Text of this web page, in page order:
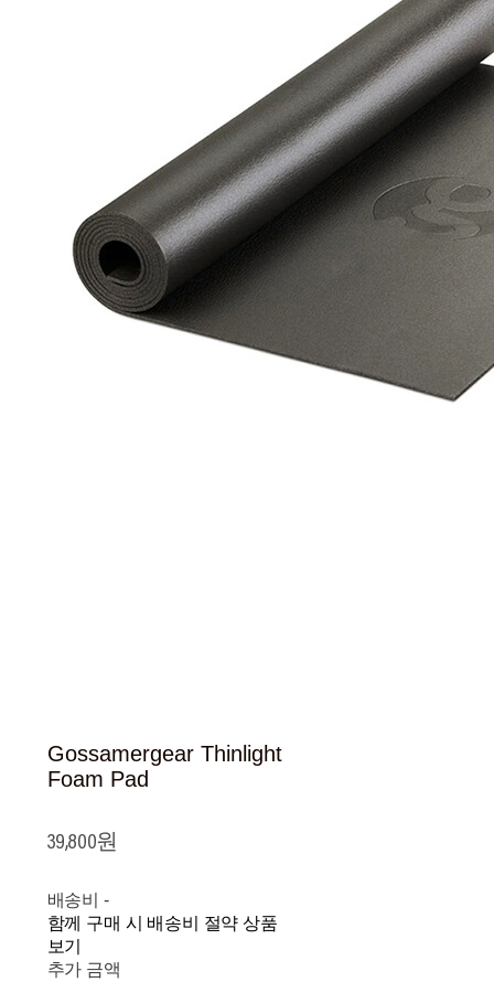
Gossamergear Thinlight
Foam Pad
39,800원
배송비 -
함께 구매 시 배송비 절약 상품
보기
추가 금액